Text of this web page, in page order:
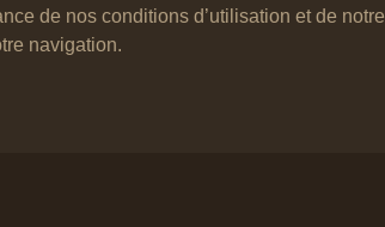
de nos conditions d’utilisation et de
navigation.